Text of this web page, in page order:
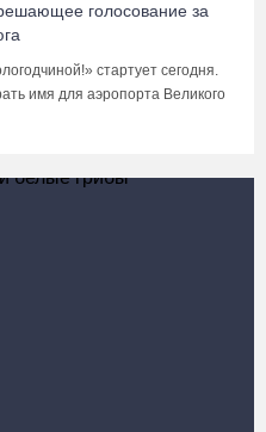
голосование за
стартует сегодня.
имя для аэропорта Великого